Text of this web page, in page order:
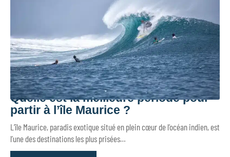
Quelle est la meilleure période pour
partir à l’île Maurice ?
L’île Maurice, paradis exotique situé en plein cœur de l’océan indien, est
l’une des destinations les plus prisées…